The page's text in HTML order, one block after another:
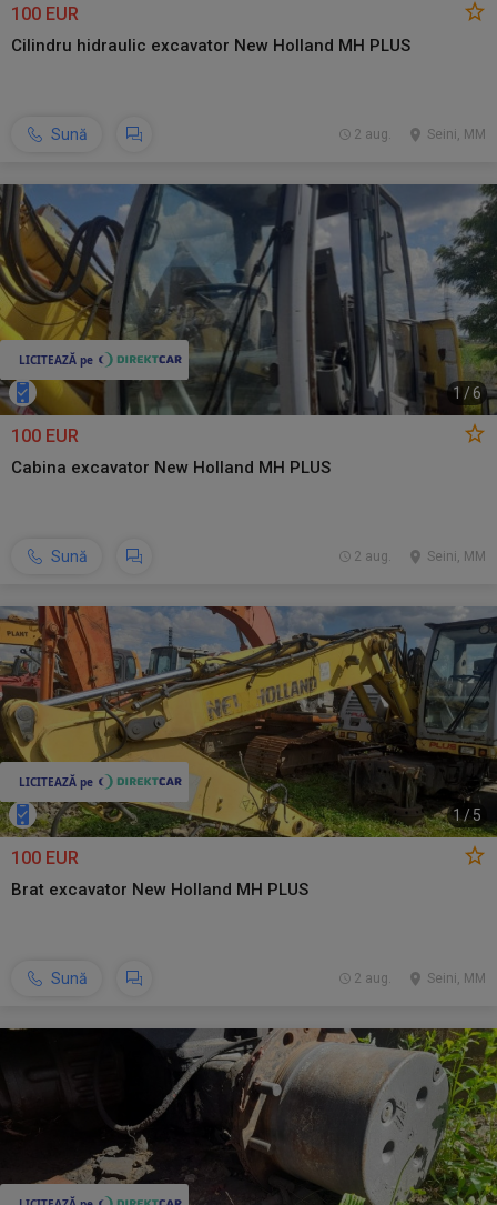
100 EUR
Cilindru hidraulic excavator New Holland MH PLUS
Sună Seini, MM
2 aug.
1 /6
100 EUR
Cabina excavator New Holland MH PLUS
Sună Seini, MM
2 aug.
1/5
100 EUR
Brat excavator New Holland MH PLUS
Sună Seini, MM
2 aug.